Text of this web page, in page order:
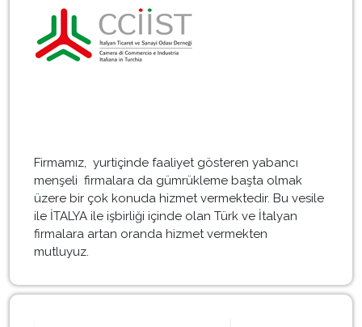
Firmamız, yurtiçinde faaliyet gösteren yabancı
menşeli firmalara da gümrükleme başta olmak
üzere bir çok konuda hizmet vermektedir. Bu vesile
ile İTALYA ile işbirliği içinde olan Türk ve İtalyan
firmalara artan oranda hizmet vermekten
mutluyuz.